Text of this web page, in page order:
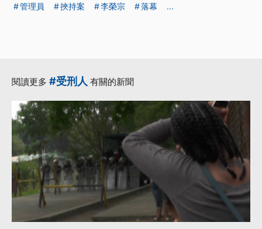
管理員 挾持案 李榮宗 落幕 ...
閱讀更多 #受刑人 有關的新聞